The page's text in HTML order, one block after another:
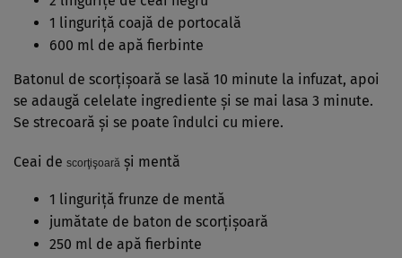
1 linguriţă coajă de portocală
600 ml de apă fierbinte
Batonul de scorţişoară se lasă 10 minute la infuzat, apoi
se adaugă celelate ingrediente şi se mai lasa 3 minute.
Se strecoară şi se poate îndulci cu miere.
Ceai de scorţişoară şi mentă
1 linguriţă frunze de mentă
jumătate de baton de scorţişoară
250 ml de apă fierbinte